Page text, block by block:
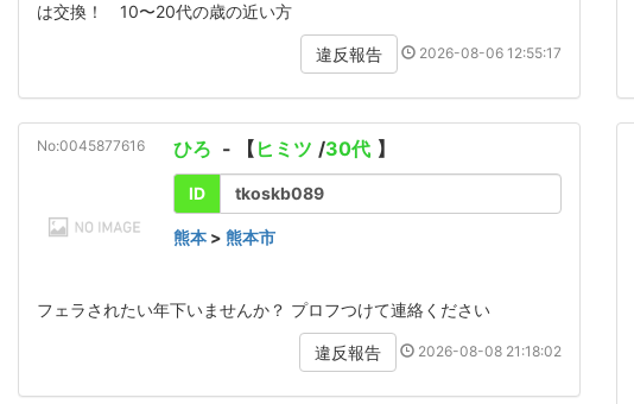
は交換！ 10〜20代の歳の近い方
違反報告 2026-08-06 12:55:17
No:0045877616 ひろ - 【 ヒミツ /30代 】
ID tkoskb089
熊本 > 熊本市
フェラされたい年下いませんか？ プロフつけて連絡ください
違反報告 2026-08-08 21:18:02